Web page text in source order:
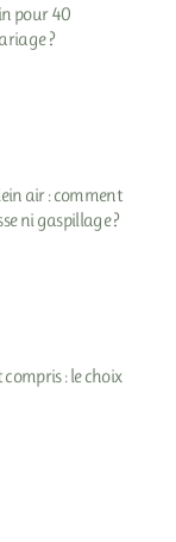
pour 40
?
air : comment
ni gaspillage ?
: le choix